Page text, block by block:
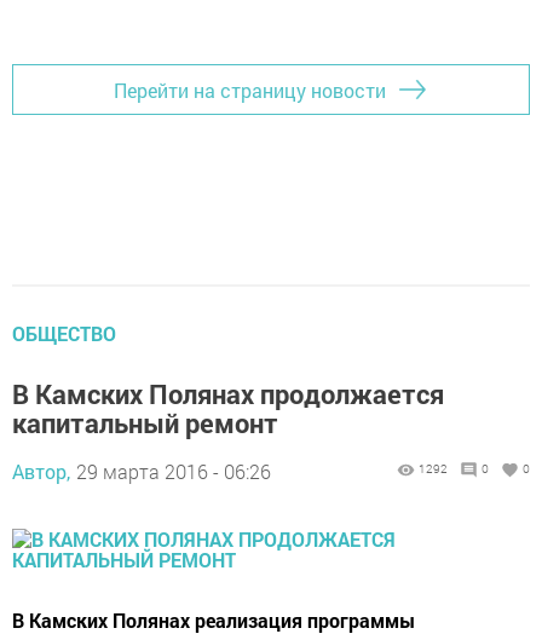
Перейти на страницу новости
ОБЩЕСТВО
В Камских Полянах продолжается
капитальный ремонт
Автор, 29 марта 2016 - 06:26 1292 0 0
В Камских Полянах реализация программы